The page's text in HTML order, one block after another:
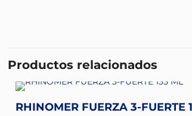
Productos relacionados
RHINOMER FUERZA 3-FUERTE